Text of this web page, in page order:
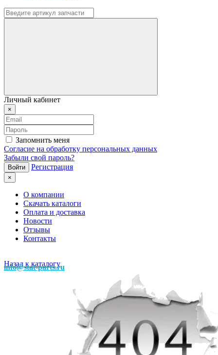
Личный кабинет
×
Запомнить меня
Согласие на обработку персональных данных
Забыли свой пароль?
Регистрация
×
О компании
Скачать каталоги
Оплата и доставка
Новости
Отзывы
Контакты
info@stat-parts.ru
Назад к каталогу